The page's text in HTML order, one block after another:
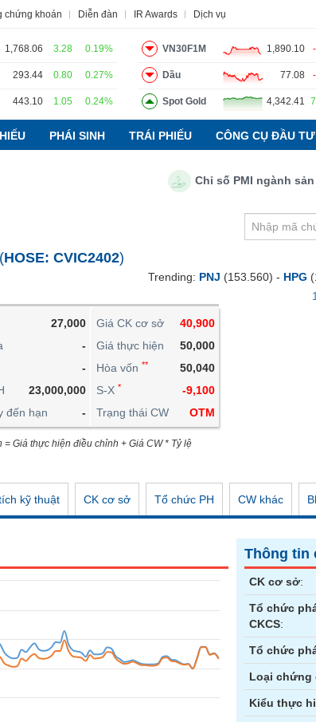
chứng khoán Diễn đàn IR Awards Dịch vụ
1,768.06 3.28 0.19%
293.44 0.80 0.27%
443.10 1.05 0.24%
VN30F1M 1,890.10
Dầu 77.08
Spot Gold 4,342.41
PHÁI SINH TRÁI PHIẾU CÔNG CỤ ĐẦU TƯ
Chỉ số PMI ngành sản
(HOSE: CVIC2402)
27,000
-
-
23,000,000
đến hạn
-
Giá CK cơ sở
40,900
Giá thực hiện
50,000
Hòa vốn **
50,040
S-X *
-9,100
Trạng thái CW
OTM
Giá thực hiện điều chỉnh + Giá CW * Tỷ lệ
Trending: PNJ (153.560) - HPG
kỹ thuật CK cơ sở Tổ chức PH CW khác
Thông tin
CK cơ sở:
Tổ chức
CKCS:
Tổ chức
Loại chứng
Kiểu thực
Tin tức Báo cáo phân tích Thuật ngữ Dịch vụ
VIETSTOCKFINANCE
PHÁI SINH
TRÁI PHIẾU
CÔNG CỤ ĐẦU TƯ
XUẤT DỮ LIỆU
TIN MỚI